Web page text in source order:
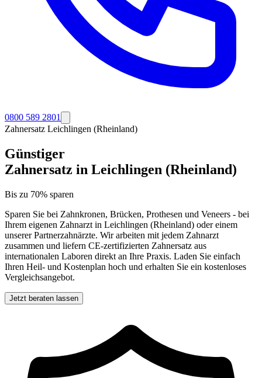
0800 589 2801
Zahnersatz Leichlingen (Rheinland)
Günstiger
Zahnersatz in Leichlingen (Rheinland)
Bis zu 70% sparen
Sparen Sie bei Zahnkronen, Brücken, Prothesen und Veneers - bei
Ihrem eigenen Zahnarzt in Leichlingen (Rheinland) oder einem
unserer Partnerzahnärzte. Wir arbeiten mit jedem Zahnarzt
zusammen und liefern CE-zertifizierten Zahnersatz aus
internationalen Laboren direkt an Ihre Praxis. Laden Sie einfach
Ihren Heil- und Kostenplan hoch und erhalten Sie ein kostenloses
Vergleichsangebot.
Jetzt beraten lassen